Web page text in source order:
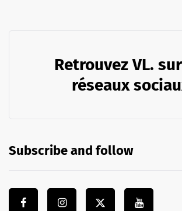
Retrouvez VL.
réseaux
Subscribe and follow